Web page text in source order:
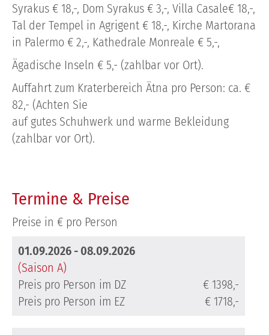
Syrakus € 18,-, Dom Syrakus € 3,-, Villa Casale€ 18,-,
Tal der Tempel in Agrigent € 18,-, Kirche Martorana
in Palermo € 2,-, Kathedrale Monreale € 5,-,
Ägadische Inseln € 5,- (zahlbar vor Ort).
Auffahrt zum Kraterbereich Ätna pro Person: ca. €
82,- (Achten Sie
auf gutes Schuhwerk und warme Bekleidung
(zahlbar vor Ort).
Termine & Preise
Preise in € pro Person
01.09.2026 - 08.09.2026
(Saison A)
Preis pro Person im DZ
€ 1398,-
Preis pro Person im EZ
€ 1718,-